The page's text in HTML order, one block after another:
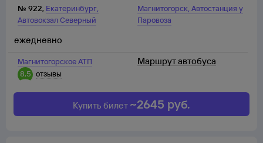
№ 922, Екатеринбург,
Автовокзал Северный
Магнитогорск,Автостанция у
Паровоза
Магнитогорское АТП
8,5 отзывы
ежедневно
Маршрут автобуса
Купить билет ~2645 руб.